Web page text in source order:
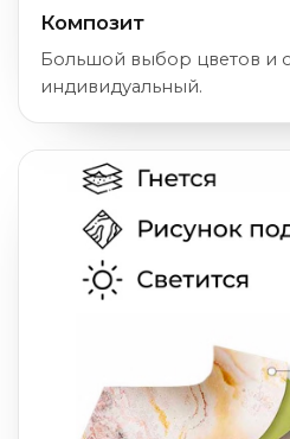
Композит
Большой выбор цветов и
индивидуальный.